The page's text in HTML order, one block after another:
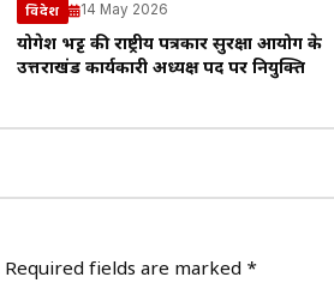
विदेश 14 May 2026
योगेश भट्ट की राष्ट्रीय पत्रकार सुरक्षा आयोग के
उत्तराखंड कार्यकारी अध्यक्ष पद पर नियुक्ति
Required fields are marked *